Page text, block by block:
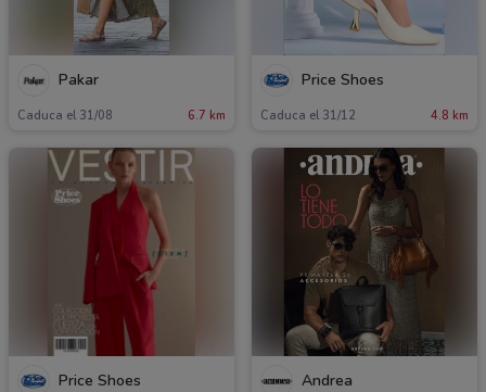
Pakar
Caduca el 31/08 6.7 km
Price Shoes
Caduca el 31/12 4.8 km
Price Shoes Andrea